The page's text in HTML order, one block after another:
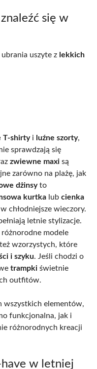
się w
uszyte z lekkich
T-shirtyi luźne szorty,
sprawdzają się
zwiewne maxi są
zarówno na plażę, jak
dżinsyto
kurtka lub cienka
chłodniejsze wieczory.
letnie stylizacje.
modele
wzorzystych, które
i szyku. Jeśli chodzi o
trampki świetnie
outfitów.
wszystkich elementów,
funkcjonalna, jak i
różnorodnych kreacji
w letniej